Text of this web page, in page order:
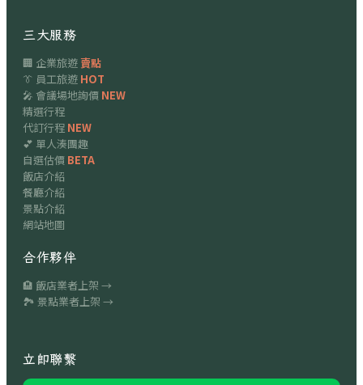
三大服務
🏢 企業旅遊賣點
👔 員工旅遊 HOT
🎤 會議場地詢價 NEW
精選行程
代訂行程 NEW
💕 單人湊團趣
自選估價 BETA
飯店介紹
餐廳介紹
景點介紹
網站地圖
合作夥伴
🏨 飯店業者上架 →
🏞 景點業者上架 →
立即聯繫